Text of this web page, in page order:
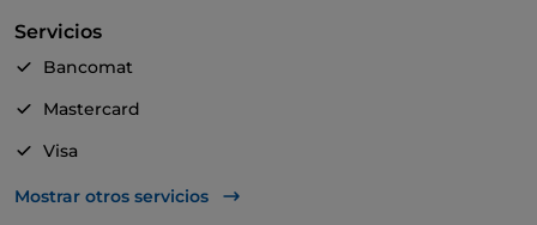
Servicios
Bancomat
Mastercard
Visa
Acceso para inválidos
Mostrar otros servicios